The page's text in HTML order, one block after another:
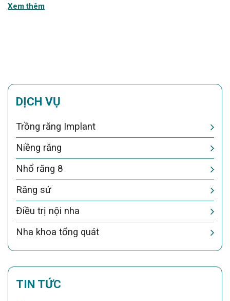
Quyết định t
Xem thêm
DỊCH VỤ
Trồng răng Implant
Niềng răng
Nhổ răng 8
Răng sứ
Điều trị nội nha
Nha khoa tổng quát
TIN TỨC